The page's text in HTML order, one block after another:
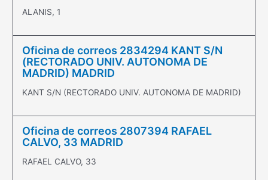
ALANIS, 1
Oficina de correos 2834294 KANT S/N
(RECTORADO UNIV. AUTONOMA DE
MADRID) MADRID
KANT S/N (RECTORADO UNIV. AUTONOMA DE MADRID)
Oficina de correos 2807394 RAFAEL
CALVO, 33 MADRID
RAFAEL CALVO, 33